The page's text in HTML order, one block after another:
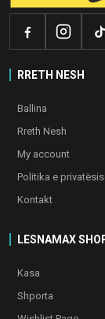
RRETH NESH
Ballina
Rreth Nesh
My account
Politika e
Kontakt
LESNAMAX
Kasa
Shporta